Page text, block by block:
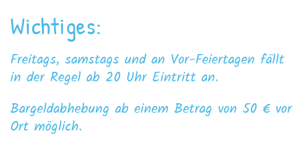
Wichtiges:
Freitags, samstags und an Vor-Feiertagen fällt
in der Regel ab 20 Uhr Eintritt an.
Bargeldabhebung ab einem Betrag von 50 € vor
Ort möglich.